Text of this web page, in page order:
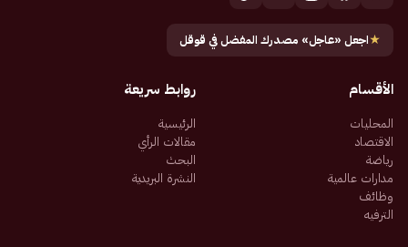
★اجعل «عاجل» مصدرك المفضل في قوقل
الأقسام
المحليات
الاقتصاد
رياضة
مدارات عالمية
وظائف
الترفيه
روابط سريعة
الرئيسية
مقالات الرأي
البحث
النشرة البريدية